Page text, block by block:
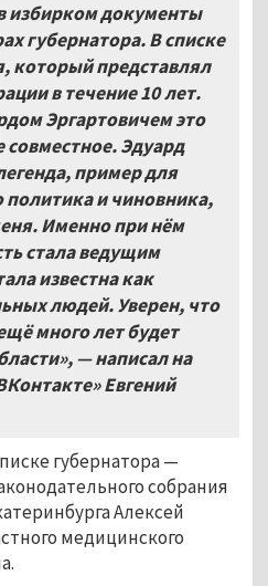
избирком документы
губернатора. В списке
который представлял
в течение 10лет.
Эргартовичем это
Эдуард
пример для
политика и чиновника,
Именно при нём
стала ведущим
известна как
людей. Уверен, что
много лет будет
— написал на
Евгений
губернатора —
собрания
Алексей
медицинского